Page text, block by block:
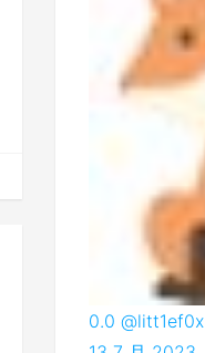
0.0 @litt1ef0x